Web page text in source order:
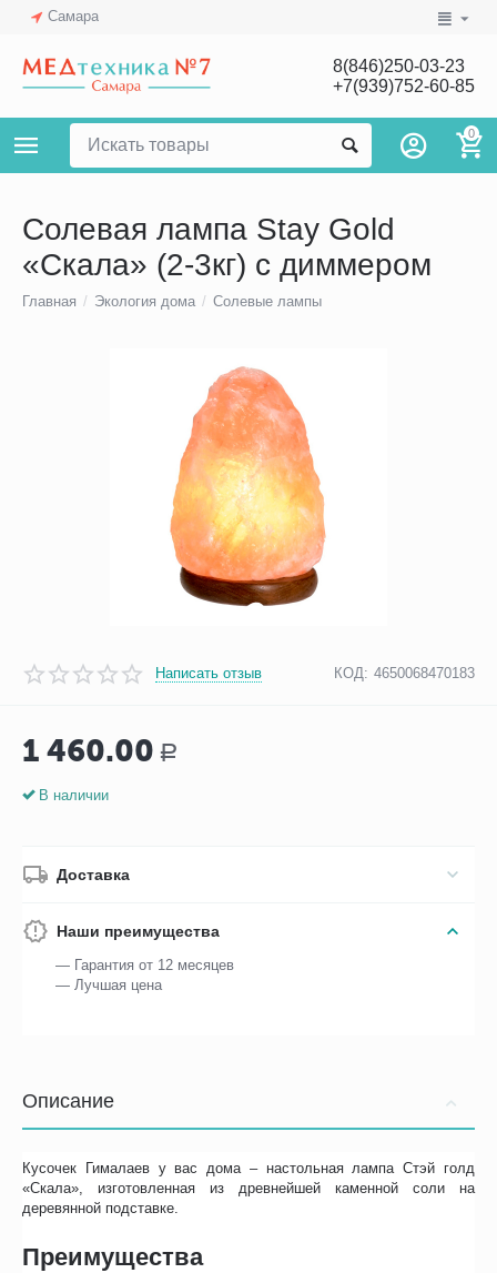
Самара
8(846)250-03-23
+7(939)752-60-85
0
Солевая лампа Stay Gold
«Скала» (2-3кг) с диммером
Главная / Экология дома / Солевые лампы
Написать отзыв КОД: 4650068470183
1 460.00 Р
В наличии
Доставка
Наши преимущества
— Гарантия от 12 месяцев
— Лучшая цена
Описание
Кусочек Гималаев у вас дома – настольная лампа Стэй голд
«Скала», изготовленная из древнейшей каменной соли на
деревянной подставке.
Преимущества